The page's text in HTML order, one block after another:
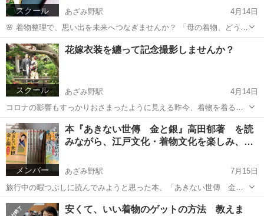
スクール あざみ野駅
4月14日
🌸 着物整理で、思い出を未来へつなぎませんか？ 「母の着物、どうす
ればいいのか分からない」 「捨てるには惜しいけれど、着る機会もな
い」 そんなお悩み、ありませんか？ 着物整理は、単なる断捨離ではな
く、...
神奈川 横浜市 あざみ野駅 着付け リメイク
スクール
花嫁衣装を纏って記念撮影しませんか？
あざみ野駅
4月14日
コロナの影響もすっかりおさまったように見える昨今、着物を着る方
も、卒業式、入学式の様子を見ると、増えてきているように思われま
す。 そんな現在にあって、ちょうどコロナ禍の中、結婚式をあげたく
てもできなかったり、またその他の理...
神奈川 横浜市 あざみ野駅 着付け カメラマン
メンバー
本『あきない世傳 金と銀』高田郁著 を読
みながら、江戸文化・着物文化を楽しみ、…
あざみ野駅
7月15日
旅行中の暇つぶしに読んでみようと思った本、「あきない世傳 金と
銀」。旅行には間に合わず帰ってから届いていた本を読み始めたら、
もう中毒にかかったみたいに、寝食を忘れて、というくらいに、やら
神奈川 横浜市 あざみ野駅 その他 江戸
安くて、いい着物のゲットの方法 教えま